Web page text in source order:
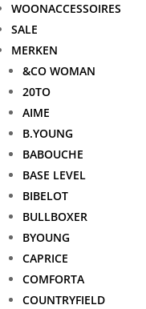
WOONACCESSOIRES
SALE
MERKEN
&CO WOMAN
20TO
AIME
B.YOUNG
BABOUCHE
BASE LEVEL
BIBELOT
BULLBOXER
BYOUNG
CAPRICE
COMFORTA
COUNTRYFIELD